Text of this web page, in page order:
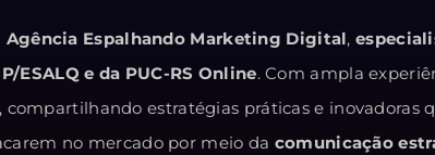
Agência Espalhando Marketing Digital,
ESALQ e da PUC-RS Online. Com ampla
estratégias práticas e inovadoras
no mercado por meio da comunicação